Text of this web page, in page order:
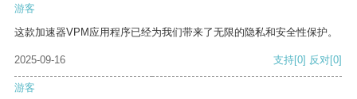
游客
这款加速器VPM应用程序已经为我们带来了无限的隐私和安全性保护。
2025-09-16 支持[0] 反对[0]
游客